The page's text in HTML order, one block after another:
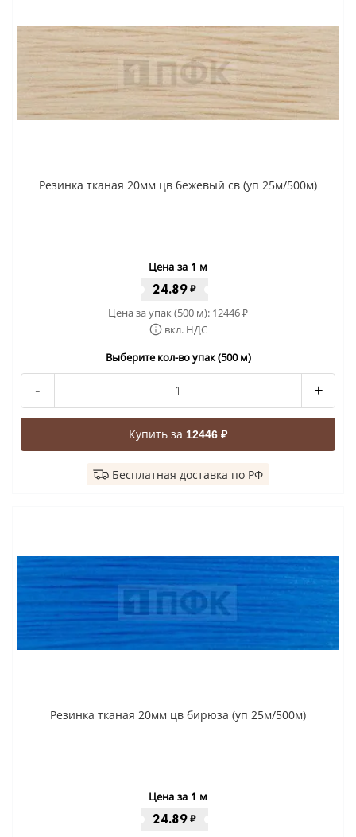
Резинка тканая 20мм цв бежевый св (уп 25м/500м)
Цена за 1 м
24.89 ₽
Цена за упак (500 м): 12446₽
вкл. НДС
Выберите кол-во упак (500 м)
- +
Купить за 12446 ₽
Бесплатная доставка по РФ
Резинка тканая 20мм цв бирюза (уп 25м/500м)
Цена за 1 м
24.89 ₽